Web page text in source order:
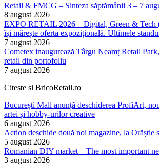
Retail & FMCG – Sinteza săptămânii 3 – 7
8 august 2026
EXPO RETAIL 2026 – Digital, Green & Tech
își mărește oferta expozițională. Ultimele
7 august 2026
Cometex inaugurează Târgu Neamț Retail
retail din portofoliu
7 august 2026
Citește și BricoRetail.ro
București Mall anunță deschiderea ProfiArt,
artei și hobby-urilor creative
6 august 2026
Action deschide două noi magazine, la Orăștie
5 august 2026
Romanian DIY market – The most important
3 august 2026